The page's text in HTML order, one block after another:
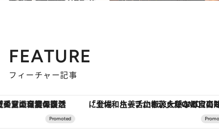
FEATURE
フィーチャー記事
「土佐和ハーブかき氷」がOMO7高知に登場！生姜、山椒、大葉など目にも舌にも涼を呼ぶ郷土の味